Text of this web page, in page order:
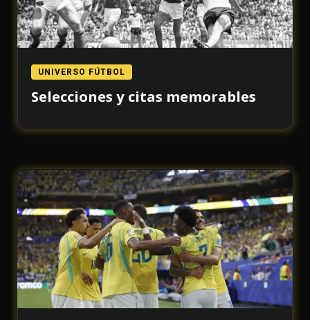
UNIVERSO FÚTBOL
Selecciones y citas memorables